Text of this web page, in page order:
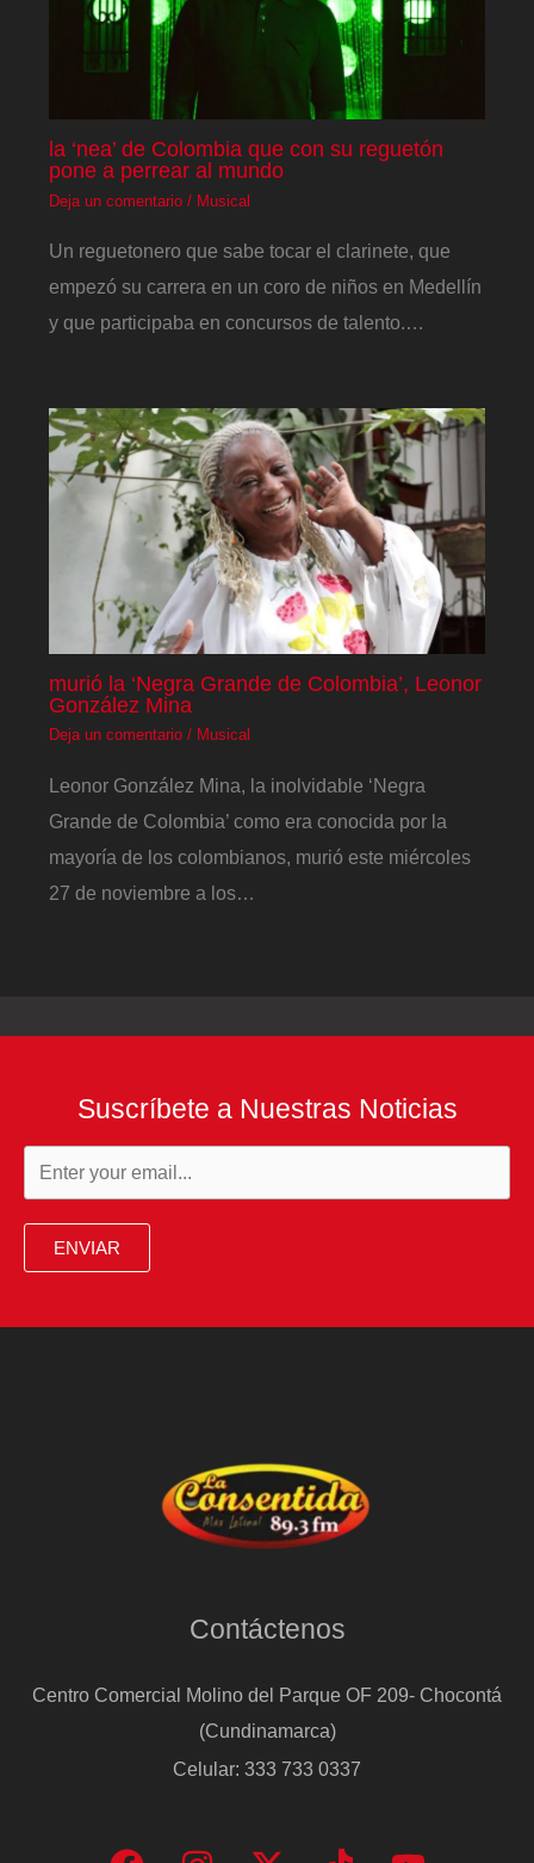
la ‘nea’ de Colombia que con su reguetón
pone a perrear al mundo
Deja un comentario / Musical
Un reguetonero que sabe tocar el clarinete, que
empezó su carrera en un coro de niños en Medellín
y que participaba en concursos de talento.…
murió la ‘Negra Grande de Colombia’, Leonor
González Mina
Deja un comentario / Musical
Leonor González Mina, la inolvidable ‘Negra
Grande de Colombia’ como era conocida por la
mayoría de los colombianos, murió este miércoles
27 de noviembre a los…
Suscríbete a Nuestras Noticias
ENVIAR
Contáctenos
Centro Comercial Molino del Parque OF 209- Chocontá
(Cundinamarca)
Celular: 333 733 0337